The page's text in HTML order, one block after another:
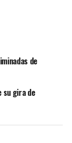
de
su gira de